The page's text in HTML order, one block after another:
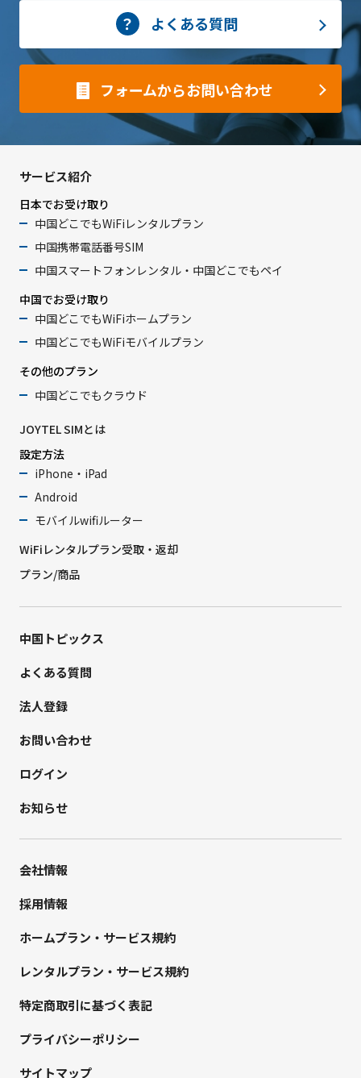
よくある質問
フォームからお問い合わせ
サービス紹介
日本でお受け取り
中国どこでもWiFiレンタルプラン
中国携帯電話番号SIM
中国スマートフォンレンタル・中国どこでもペイ
中国でお受け取り
中国どこでもWiFiホームプラン
中国どこでもWiFiモバイルプラン
その他のプラン
中国どこでもクラウド
JOYTEL SIMとは
設定方法
iPhone・iPad
Android
モバイルwifiルーター
WiFiレンタルプラン受取・返却
プラン/商品
中国トピックス
よくある質問
法人登録
お問い合わせ
ログイン
お知らせ
会社情報
採用情報
ホームプラン・サービス規約
レンタルプラン・サービス規約
特定商取引に基づく表記
プライバシーポリシー
サイトマップ